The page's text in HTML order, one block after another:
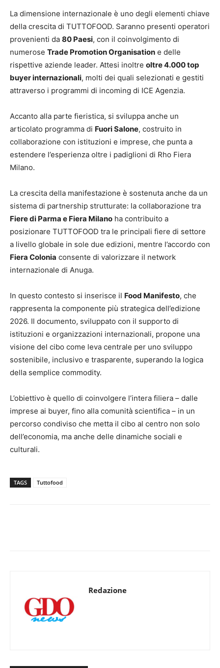
La dimensione internazionale è uno degli elementi chiave
della crescita di TUTTOFOOD. Saranno presenti operatori
provenienti da 80 Paesi, con il coinvolgimento di
numerose Trade Promotion Organisation e delle
rispettive aziende leader. Attesi inoltre oltre 4.000 top
buyer internazionali, molti dei quali selezionati e gestiti
attraverso i programmi di incoming di ICE Agenzia.
Accanto alla parte fieristica, si sviluppa anche un
articolato programma di Fuori Salone, costruito in
collaborazione con istituzioni e imprese, che punta a
estendere l’esperienza oltre i padiglioni di Rho Fiera
Milano.
La crescita della manifestazione è sostenuta anche da un
sistema di partnership strutturate: la collaborazione tra
Fiere di Parma e Fiera Milano ha contribuito a
posizionare TUTTOFOOD tra le principali fiere di settore
a livello globale in sole due edizioni, mentre l’accordo con
Fiera Colonia consente di valorizzare il network
internazionale di Anuga.
In questo contesto si inserisce il Food Manifesto, che
rappresenta la componente più strategica dell’edizione
2026. Il documento, sviluppato con il supporto di
istituzioni e organizzazioni internazionali, propone una
visione del cibo come leva centrale per uno sviluppo
sostenibile, inclusivo e trasparente, superando la logica
della semplice commodity.
L’obiettivo è quello di coinvolgere l’intera filiera – dalle
imprese ai buyer, fino alla comunità scientifica – in un
percorso condiviso che metta il cibo al centro non solo
dell’economia, ma anche delle dinamiche sociali e
culturali.
TAGS Tuttofood
Redazione